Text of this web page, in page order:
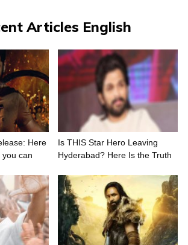
Articles English
Here
you can
Is THIS Star Hero Leaving
Hyderabad? Here Is the Truth